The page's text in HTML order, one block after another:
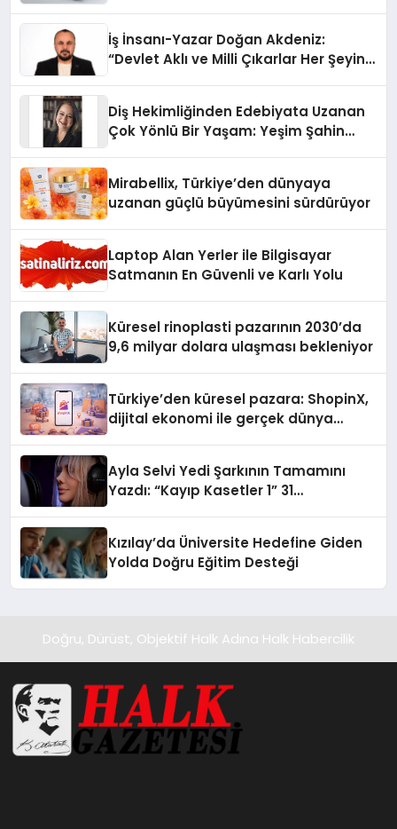
İş İnsanı-Yazar Doğan Akdeniz:
“Devlet Aklı ve Milli Çıkarlar Her Şeyin
Diş Hekimliğinden Edebiyata Uzanan
Çok Yönlü Bir Yaşam: Yeşim Şahin
Mirabellix, Türkiye’den dünyaya
uzanan güçlü büyümesini sürdürüyor
Laptop Alan Yerler ile Bilgisayar
Satmanın En Güvenli ve Karlı Yolu
Küresel rinoplasti pazarının 2030’da
9,6 milyar dolara ulaşması bekleniyor
Türkiye’den küresel pazara: ShopinX,
dijital ekonomi ile gerçek dünya
Ayla Selvi Yedi Şarkının Tamamını
Yazdı: “Kayıp Kasetler 1” 31
Kızılay’da Üniversite Hedefine Giden
Yolda Doğru Eğitim Desteği
Doğru, Dürüst, Objektif Halk Adına Halk Habercilik